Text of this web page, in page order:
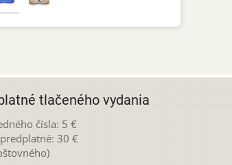
tlačeného vydania
čísla: 5 €
30 €